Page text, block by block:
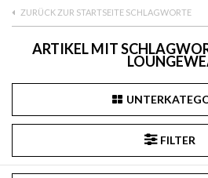
ZURÜCK ZUR STARTSEITE SCHLAGWORTE
ARTIKEL MIT
FILTER